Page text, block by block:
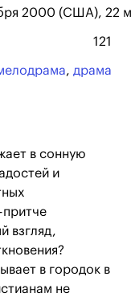
2000 (США), 22
121
, драма
в сонную
и
взгляд,
в городок в
не